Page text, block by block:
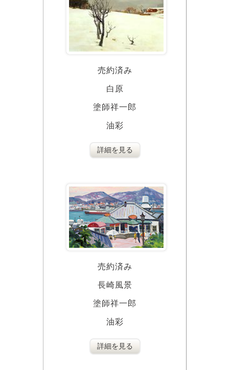
売約済み
白原
塗師祥一郎
油彩
詳細を見る
売約済み
長崎風景
塗師祥一郎
油彩
詳細を見る